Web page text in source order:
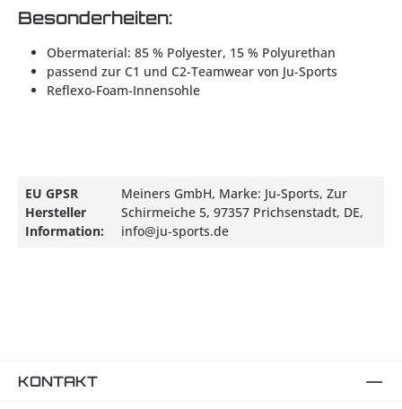
Besonderheiten:
Obermaterial: 85 % Polyester, 15 % Polyurethan
passend zur C1 und C2-Teamwear von Ju-Sports
Reflexo-Foam-Innensohle
EU GPSR
Hersteller
Information:
Meiners GmbH, Marke: Ju-Sports, Zur
Schirmeiche 5, 97357 Prichsenstadt, DE,
info@ju-sports.de
KONTAKT